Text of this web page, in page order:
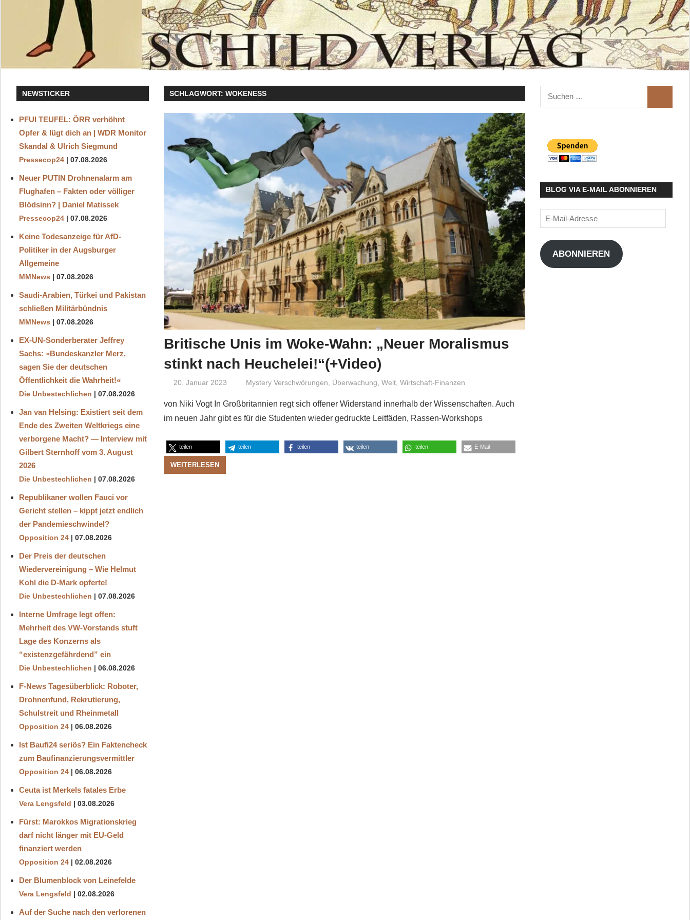
SCHLAGWORT:WOKENESS
Britische Unis im Woke-Wahn: „Neuer Moralismus
stinkt nach Heuchelei!“(+Video)
20. Januar 2023 Niki Vogt
Mystery Verschwörungen Überwachung Welt, Wirtschaft-Finanzen
von Niki Vogt In Großbritannien regt sich offener Widerstand innerhalb der Wissenschaften. Auch
im neuen Jahr gibt es für die Studenten wieder gedruckte Leitfäden, Rassen-Workshops
teilen teilen teilen teilen teilen E-Mail
WEITERLESEN
NEWSTICKER
PFUI TEUFEL: ÖRR verhöhnt
Opfer & lügt dich an | WDR Monitor
Skandal & Ulrich Siegmund
Pressecop24 07.08.2026
Neuer PUTIN Drohnenalarm am
Flughafen – Fakten oder völliger
Blödsinn? | Daniel Matissek
Pressecop24 07.08.2026
Keine Todesanzeige für AfD-
Politiker in der Augsburger
Allgemeine
MMNews 07.08.2026
Saudi-Arabien, Türkei und Pakistan
schließen Militärbündnis
MMNews 07.08.2026
EX-UN-Sonderberater Jeffrey
Sachs: »Bundeskanzler Merz,
sagen Sie der deutschen
Öffentlichkeit die Wahrheit!«
Die Unbestechlichen 07.08.2026
Jan van Helsing: Existiert seit dem
Ende des Zweiten Weltkriegs eine
verborgene Macht? — Interview mit
Gilbert Sternhoff vom 3. August
2026
Die Unbestechlichen 07.08.2026
Republikaner wollen Fauci vor
Gericht stellen – kippt jetzt endlich
der Pandemieschwindel?
Opposition 24 07.08.2026
Der Preis der deutschen
Wiedervereinigung – Wie Helmut
Kohl die D‑Mark opferte!
Die Unbestechlichen 07.08.2026
Interne Umfrage legt offen:
Mehrheit des VW-Vorstands stuft
Lage des Konzerns als
“existenzgefährdend” ein
Die Unbestechlichen 06.08.2026
F-News Tagesüberblick: Roboter,
Drohnenfund, Rekrutierung,
Schulstreit und Rheinmetall
Opposition 24 06.08.2026
Ist Baufi24 seriös? Ein Faktencheck
zum Baufinanzierungsvermittler
Opposition 24 06.08.2026
Ceuta ist Merkels fatales Erbe
Vera Lengsfeld 03.08.2026
Fürst: Marokkos Migrationskrieg
darf nicht länger mit EU-Geld
finanziert werden
Opposition 24 02.08.2026
Der Blumenblock von Leinefelde
Vera Lengsfeld 02.08.2026
Auf der Suche nach den verlorenen
Suchen
nach:
BLOG VIA E-MAIL ABONNIEREN
E-
Mail-
Adresse
ABONNIEREN